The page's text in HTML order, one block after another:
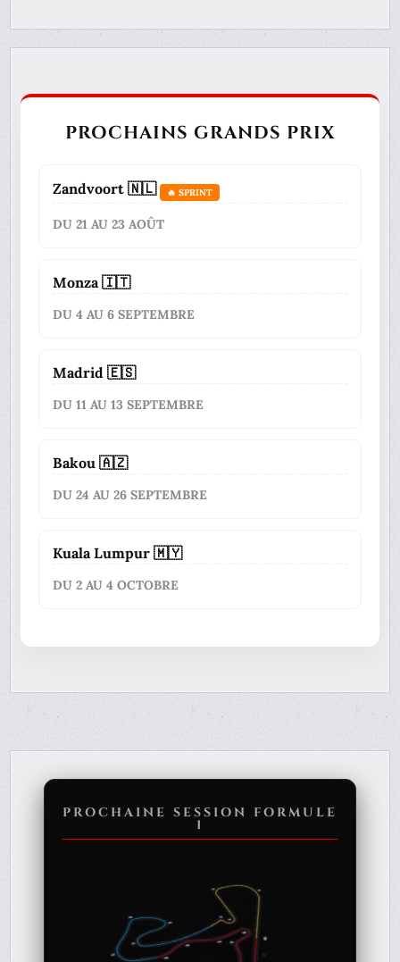
PROCHAINS GRANDS PRIX
Zandvoort 🇳🇱 🔥 SPRINT
DU 21 AU 23 AOÛT
Monza 🇮🇹
DU 4 AU 6 SEPTEMBRE
Madrid 🇪🇸
DU 11 AU 13 SEPTEMBRE
Bakou 🇦🇿
DU 24 AU 26 SEPTEMBRE
Kuala Lumpur 🇲🇾
DU 2 AU 4 OCTOBRE
PROCHAINE SESSION FORMULE
1